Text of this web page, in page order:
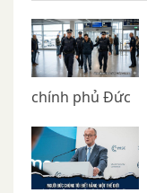
chính phủ Đức